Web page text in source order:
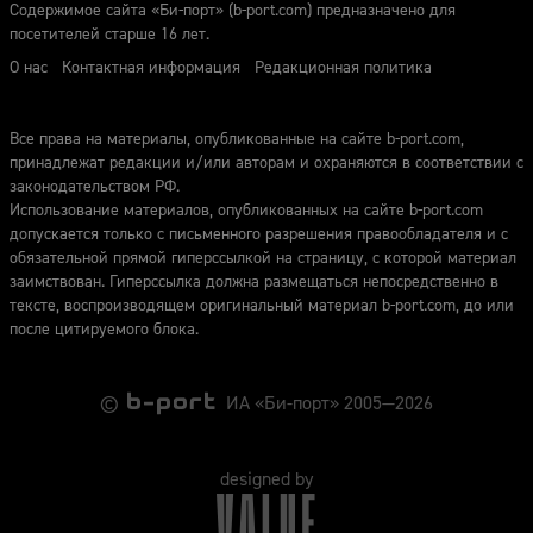
Содержимое сайта «Би-порт» (b-port.com) предназначено для
посетителей старше 16 лет.
О нас
Контактная информация Редакционная политика
Все права на материалы, опубликованные на сайте b-port.com,
принадлежат редакции и/или авторам и охраняются в соответствии с
законодательством РФ.
Использование материалов, опубликованных на сайте b-port.com
допускается только с письменного разрешения правообладателя и с
обязательной прямой гиперссылкой на страницу, с которой материал
заимствован. Гиперссылка должна размещаться непосредственно в
тексте, воспроизводящем оригинальный материал b-port.com, до или
после цитируемого блока.
© ИА «Би-порт» 2005—2026
designed by